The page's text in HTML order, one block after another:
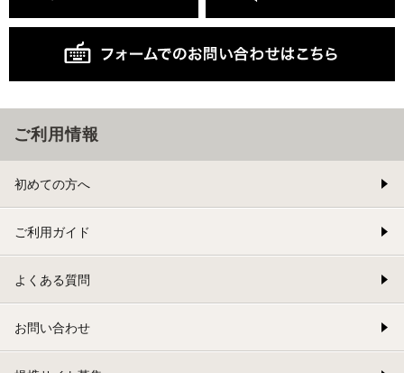
ご利用情報
初めての方へ
ご利用ガイド
よくある質問
お問い合わせ